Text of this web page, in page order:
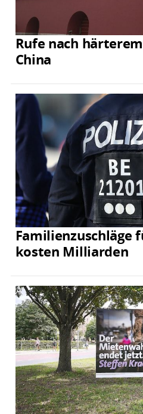
Rufe nach
China
Familienzuschläge
kosten Milliarden